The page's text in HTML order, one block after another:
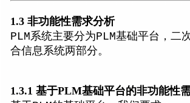
1.3 非功能性需求分析
PLM系统主要分为PLM基础平台，二
合信息系统两部分。
1.3.1 基于PLM基础平台的非功能性